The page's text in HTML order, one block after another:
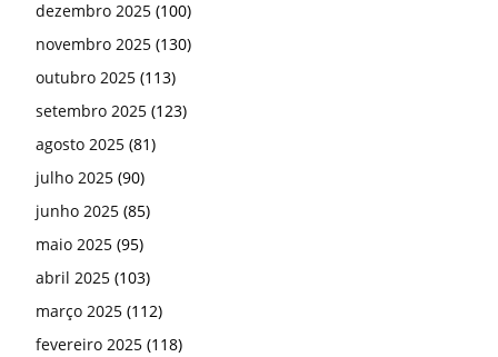
dezembro 2025 (100)
novembro 2025 (130)
outubro 2025 (113)
setembro 2025 (123)
agosto 2025 (81)
julho 2025 (90)
junho 2025 (85)
maio 2025 (95)
abril 2025 (103)
março 2025 (112)
fevereiro 2025 (118)